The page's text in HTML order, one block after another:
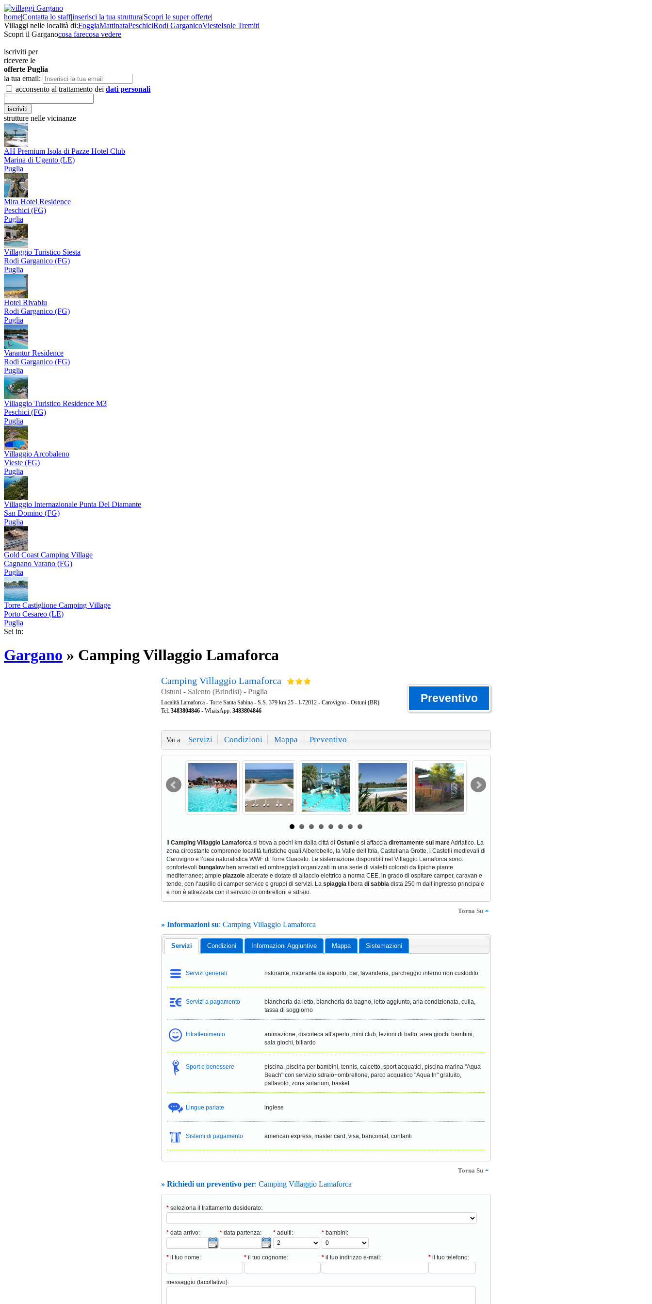
home|Contatta lo staff|inserisci la tua struttura|Scopri le super offerte|
Villaggi nelle località di:FoggiaMattinataPeschiciRodi GarganicoViesteIsole Tremiti
Scopri il Garganocosa farecosa vedere
iscriviti per
ricevere le
offerte Puglia
la tua email:
acconsento al trattamento dei dati personali
strutture nelle vicinanze
AH Premium Isola di Pazze Hotel Club
Marina di Ugento (LE)
Puglia
Mira Hotel Residence
Peschici (FG)
Puglia
Villaggio Turistico Siesta
Rodi Garganico (FG)
Puglia
Hotel Rivablu
Rodi Garganico (FG)
Puglia
Varantur Residence
Rodi Garganico (FG)
Puglia
Villaggio Turistico Residence M3
Peschici (FG)
Puglia
Villaggio Arcobaleno
Vieste (FG)
Puglia
Villaggio Internazionale Punta Del Diamante
San Domino (FG)
Puglia
Gold Coast Camping Village
Cagnano Varano (FG)
Puglia
Torre Castiglione Camping Village
Porto Cesareo (LE)
Puglia
Sei in:
Gargano » Camping Villaggio Lamaforca
Camping Villaggio Lamaforca
Ostuni - Salento (Brindisi) - Puglia
Località Lamaforca - Torre Santa Sabina - S.S. 379 km 25 - I-72012 - Carovigno - Ostuni (BR)
Tel: 3483804846 - WhatsApp: 3483804846
Preventivo
Vai a: Servizi Condizioni Mappa Preventivo
Il Camping Villaggio Lamaforca si trova a pochi km dalla città di Ostuni e si affaccia direttamente sul mareAdriatico. La
zona circostante comprende località turistiche quali Alberobello, la Valle dell’Itria, Castellana Grotte, i Castelli medievali di
Carovigno e l’oasi naturalistica WWF di Torre Guaceto. Le sistemazione disponibili nel Villaggio Lamaforca sono:
confortevoli bungalowben arredati ed ombreggiati organizzati in una serie di vialetti colorati da tipiche piante
mediterranee; ampie piazzole alberate e dotate di allaccio elettrico a norma CEE, in grado di ospitare camper, caravan e
tende, con l’ausilio di camper service e gruppi di servizi. La spiaggia libera di sabbia dista 250 m dall’ingresso principale
e non è attrezzata con il servizio di ombrelloni e sdraio.
Torna Su
» Informazioni su: Camping Villaggio Lamaforca
Servizi Condizioni Informazioni Aggiuntive Mappa Sistemazioni
Servizi generali ristorante, ristorante da asporto, bar, lavanderia, parcheggio interno non custodito
Servizi a pagamento
biancheria da letto, biancheria da bagno, letto aggiunto, aria condizionata, culla,
tassa di soggiorno
Intrattenimento
animazione, discoteca all'aperto, mini club, lezioni di ballo, area giochi bambini,
sala giochi, biliardo
Sport e benessere
piscina, piscina per bambini, tennis, calcetto, sport acquatici, piscina marina "Aqua
Beach" con servizio sdraio+ombrellone, parco acquatico "Aqua In" gratuito,
pallavolo, zona solarium, basket
Lingue parlate inglese
Sistemi di pagamento american express, master card, visa, bancomat, contanti
Torna Su
» Richiedi un preventivo per: Camping Villaggio Lamaforca
* seleziona il trattamento desiderato:
* data arrivo: * data partenza: * adulti: * bambini:
* il tuo nome: * il tuo cognome: * il tuo indirizzo e-mail: * il tuo telefono:
messaggio (facoltativo):